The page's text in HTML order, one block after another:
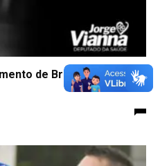
de Bruno Souza